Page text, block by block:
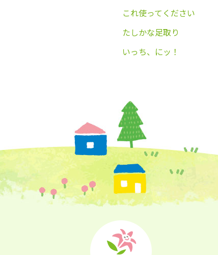
これ使ってください
たしかな足取り
いっち、にッ！